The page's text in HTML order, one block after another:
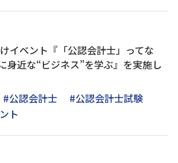
イベント『「公認会計士」ってな
身近な“ビジネス”を学ぶ』を実施し
#公認会計士
#公認会計士試験
ト